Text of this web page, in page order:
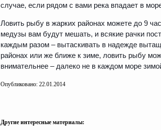
случае, если рядом с вами река впадает в
Ловить рыбу в жарких районах можете до 9
медузы вам будут мешать, и всякие рачки
каждым разом – вытаскивать в надежде
районах или же ближе к зиме, ловить рыбу
внимательнее – далеко не в каждом море
Опубликовано: 22.01.2014
Другие интересные материалы: